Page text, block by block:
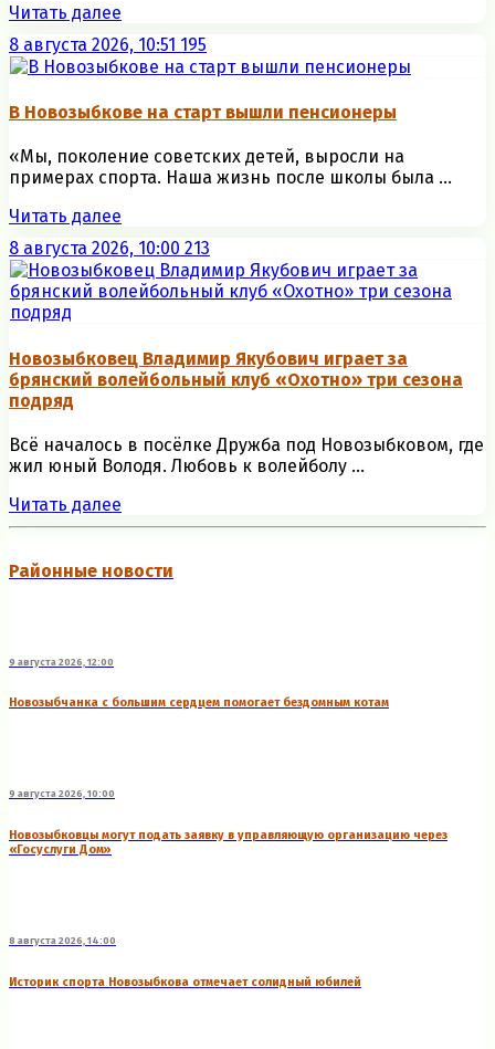
Читать далее
8 августа 2026, 10:51 195
В Новозыбкове на старт вышли пенсионеры
«Мы, поколение советских детей, выросли на
примерах спорта. Наша жизнь после школы была ...
Читать далее
8 августа 2026, 10:00 213
Новозыбковец Владимир Якубович играет за
брянский волейбольный клуб «Охотно» три сезона
подряд
Всё началось в посёлке Дружба под Новозыбковом, где
жил юный Володя. Любовь к волейболу ...
Читать далее
Районные новости
9 августа 2026, 12:00
Новозыбчанка с большим сердцем помогает бездомным котам
9 августа 2026, 10:00
Новозыбковцы могут подать заявку в управляющую организацию через
«Госуслуги Дом»
8 августа 2026, 14:00
Историк спорта Новозыбкова отмечает солидный юбилей